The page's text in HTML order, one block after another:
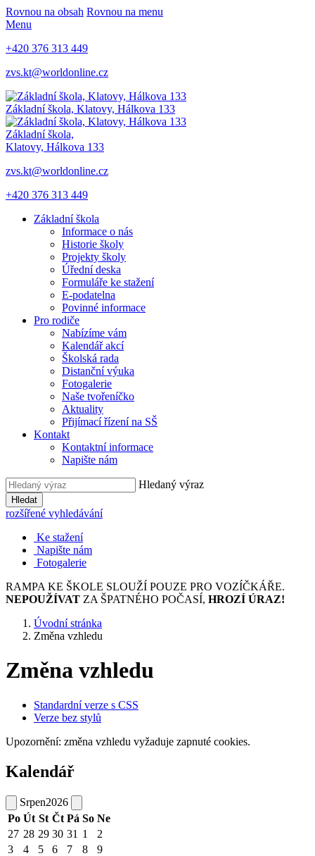
Rovnou na obsah Rovnou na menu
Menu
+420 376 313 449
zvs.kt@worldonline.cz
Základní škola, Klatovy, Hálkova 133
Základní škola,
Klatovy, Hálkova 133
zvs.kt@worldonline.cz
+420 376 313 449
Základní škola
Informace o nás
Historie školy
Projekty školy
Úřední deska
Formuláře ke stažení
E-podatelna
Povinné informace
Pro rodiče
Nabízíme vám
Kalendář akcí
Školská rada
Distanční výuka
Fotogalerie
Naše tvořeníčko
Aktuality
Přijímací řízení na SŠ
Kontakt
Kontaktní informace
Napište nám
Hledaný výraz
Hledat
rozšířené vyhledávání
Ke stažení
Napište nám
Fotogalerie
RAMPA KE ŠKOLE SLOUŽÍ POUZE PRO VOZÍČKÁŘE.
NEPOUŽÍVAT ZA ŠPATNÉHO POČASÍ, HROZÍ ÚRAZ!
Úvodní stránka
Změna vzhledu
Změna vzhledu
Standardní verze s CSS
Verze bez stylů
Upozornění: změna vzhledu vyžaduje zapnuté cookies.
Kalendář
Srpen2026
Po Út St Čt Pá So Ne
27 28 29 30 31 1
2
3
4 5 6 7 8
9